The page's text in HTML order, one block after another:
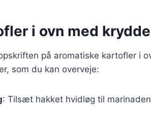
i ovn med
på aromatiske kartofler i
som du kan overveje:
: Tilsæt hakket hvidløg til